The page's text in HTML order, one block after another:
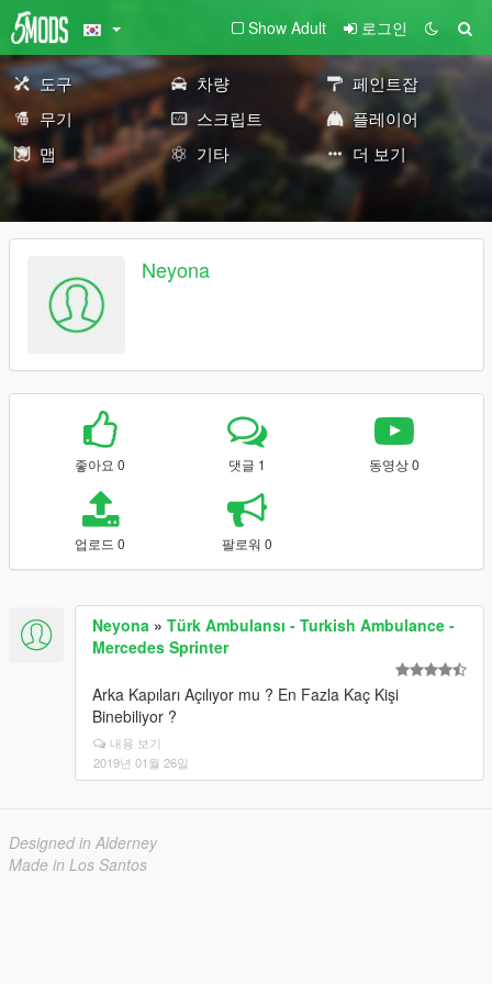
Show Adult 로그인
도구 차량
페인트잡
무기
스크립트
플레이어
맵
기타 더 보기
Neyona
좋아요 0 댓글 1 동영상 0
업로드 0 팔로워 0
Neyona » Türk Ambulansı - Turkish Ambulance -
Mercedes Sprinter
Arka Kapıları Açılıyor mu ? En Fazla Kaç Kişi
Binebiliyor ?
내용 보기
2019년 01월 26일
Designed in Alderney
Made in Los Santos